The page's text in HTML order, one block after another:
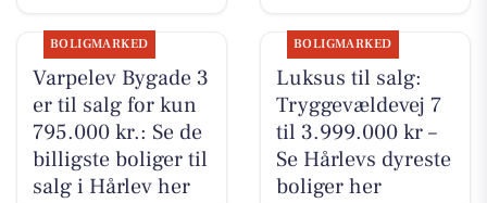
BOLIGMARKED
Varpelev Bygade 3
er til salg for kun
795.000 kr.: Se de
billigste boliger til
salg i Hårlev her
BOLIGMARKED
Luksus til salg:
Tryggevældevej 7
til 3.999.000 kr –
Se Hårlevs dyreste
boliger her